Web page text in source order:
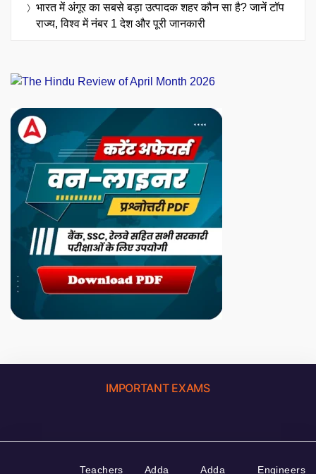
भारत में अंगूर का सबसे बड़ा उत्पादक शहर कौन सा है? जानें टॉप
राज्य, विश्व में नंबर 1 देश और पूरी जानकारी
IMPORTANT EXAMS
Teachers
Adda
Adda
Engineers